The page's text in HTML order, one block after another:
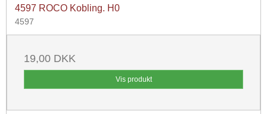
4597 ROCO Kobling. H0
4597
19,00 DKK
Vis produkt